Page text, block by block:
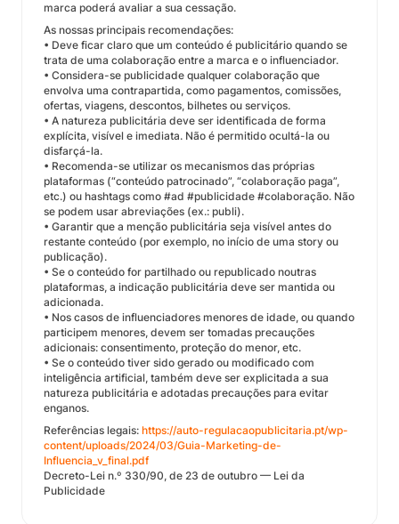
marca poderá avaliar a sua cessação.
As nossas principais recomendações:
• Deve ficar claro que um conteúdo é publicitário quando se
trata de uma colaboração entre a marca e o influenciador.
• Considera-se publicidade qualquer colaboração que
envolva uma contrapartida, como pagamentos, comissões,
ofertas, viagens, descontos, bilhetes ou serviços.
• A natureza publicitária deve ser identificada de forma
explícita, visível e imediata. Não é permitido ocultá-la ou
disfarçá-la.
• Recomenda-se utilizar os mecanismos das próprias
plataformas (“conteúdo patrocinado”, “colaboração paga”,
etc.) ou hashtags como #ad #publicidade #colaboração. Não
se podem usar abreviações (ex.: publi).
• Garantir que a menção publicitária seja visível antes do
restante conteúdo (por exemplo, no início de uma story ou
publicação).
• Se o conteúdo for partilhado ou republicado noutras
plataformas, a indicação publicitária deve ser mantida ou
adicionada.
• Nos casos de influenciadores menores de idade, ou quando
participem menores, devem ser tomadas precauções
adicionais: consentimento, proteção do menor, etc.
• Se o conteúdo tiver sido gerado ou modificado com
inteligência artificial, também deve ser explicitada a sua
natureza publicitária e adotadas precauções para evitar
enganos.
Referências legais: https://auto-regulacaopublicitaria.pt/wp-
content/uploads/2024/03/Guia-Marketing-de-
Influencia_v_final.pdf
Decreto-Lei n.º 330/90, de 23 de outubro — Lei da
Publicidade